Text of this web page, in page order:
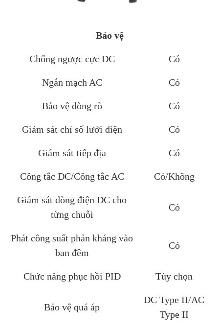
Bảo vệ
Chống ngược cực DC Có
Ngắn mạch AC Có
Bảo vệ dòng rò Có
Giám sát chỉ số lưới điện Có
Giám sát tiếp địa Có
Công tắc DC/Công tắc AC Có/Không
Giám sát dòng điện DC cho
từng chuỗi
Có
Phát công suất phản kháng vào
ban đêm
Có
Chức năng phục hồi PID Tùy chọn
Bảo vệ quá áp
DC Type II/AC
Type II